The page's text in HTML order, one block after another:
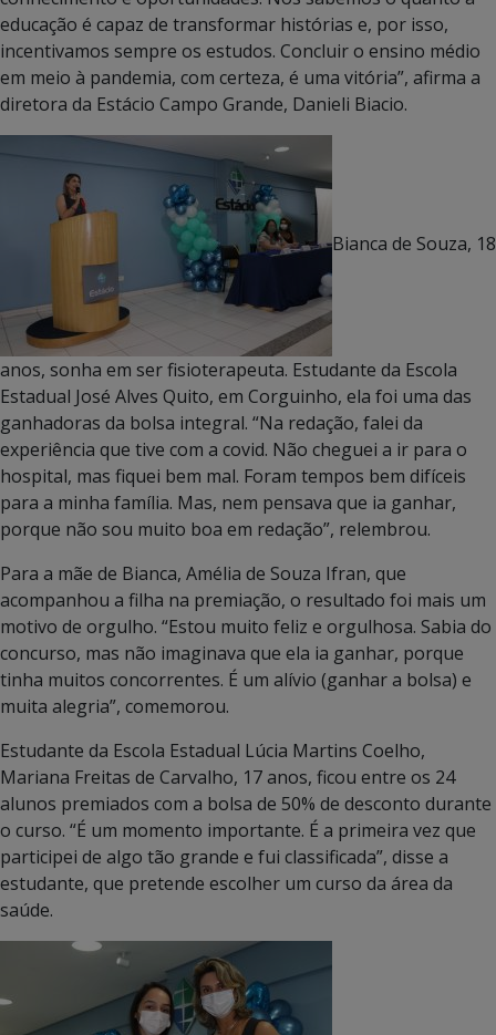
educação é capaz de transformar histórias e, por isso,
incentivamos sempre os estudos. Concluir o ensino médio
em meio à pandemia, com certeza, é uma vitória”, afirma a
diretora da Estácio Campo Grande, Danieli Biacio.
Bianca de Souza, 18
anos, sonha em ser fisioterapeuta. Estudante da Escola
Estadual José Alves Quito, em Corguinho, ela foi uma das
ganhadoras da bolsa integral. “Na redação, falei da
experiência que tive com a covid. Não cheguei a ir para o
hospital, mas fiquei bem mal. Foram tempos bem difíceis
para a minha família. Mas, nem pensava que ia ganhar,
porque não sou muito boa em redação”, relembrou.
Para a mãe de Bianca, Amélia de Souza Ifran, que
acompanhou a filha na premiação, o resultado foi mais um
motivo de orgulho. “Estou muito feliz e orgulhosa. Sabia do
concurso, mas não imaginava que ela ia ganhar, porque
tinha muitos concorrentes. É um alívio (ganhar a bolsa) e
muita alegria”, comemorou.
Estudante da Escola Estadual Lúcia Martins Coelho,
Mariana Freitas de Carvalho, 17 anos, ficou entre os 24
alunos premiados com a bolsa de 50% de desconto durante
o curso. “É um momento importante. É a primeira vez que
participei de algo tão grande e fui classificada”, disse a
estudante, que pretende escolher um curso da área da
saúde.